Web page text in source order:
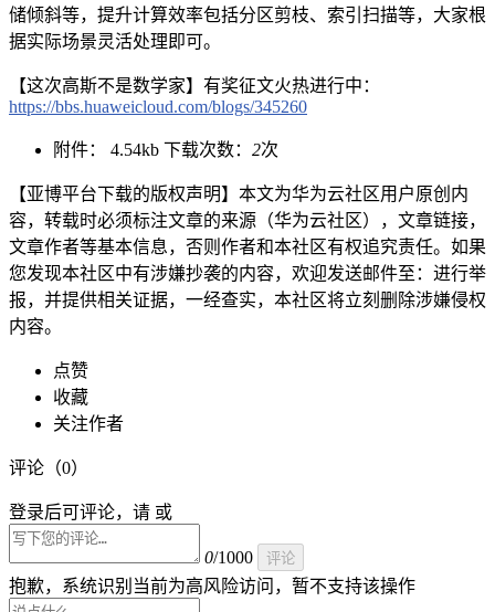
储倾斜等，提升计算效率包括分区剪枝、索引扫描等，大家根
据实际场景灵活处理即可。
【这次高斯不是数学家】有奖征文火热进行中：
https://bbs.huaweicloud.com/blogs/345260
附件： 4.54kb 下载次数： 2次
【亚博平台下载的版权声明】本文为华为云社区用户原创内
容，转载时必须标注文章的来源（华为云社区），文章链接，
文章作者等基本信息，否则作者和本社区有权追究责任。如果
您发现本社区中有涉嫌抄袭的内容，欢迎发送邮件至：进行举
报，并提供相关证据，一经查实，本社区将立刻删除涉嫌侵权
内容。
点赞
收藏
关注作者
评论（0）
登录后可评论，请 或
0/1000 评论
抱歉，系统识别当前为高风险访问，暂不支持该操作